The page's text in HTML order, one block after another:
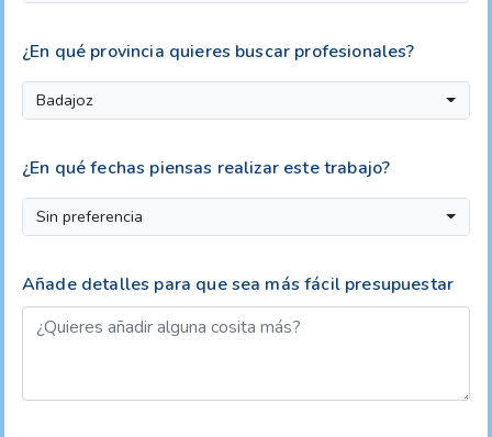
¿En qué provincia quieres buscar profesionales?
Badajoz
¿En qué fechas piensas realizar este trabajo?
Sin preferencia
Añade detalles para que sea más fácil presupuestar